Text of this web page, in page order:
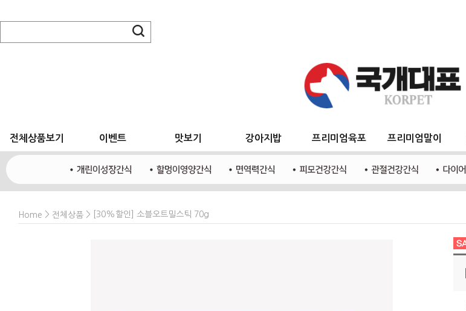
전체상품보기 이벤트 맛보기 강아지밥 프리미엄육포 프리미엄말이
Home > 전체상품 > [30%할인] 소블오트밀스틱 70g